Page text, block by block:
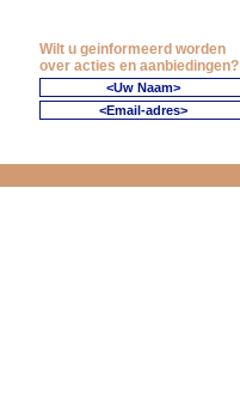
Wilt u geinformeerd worden
over acties en aanbiedingen?